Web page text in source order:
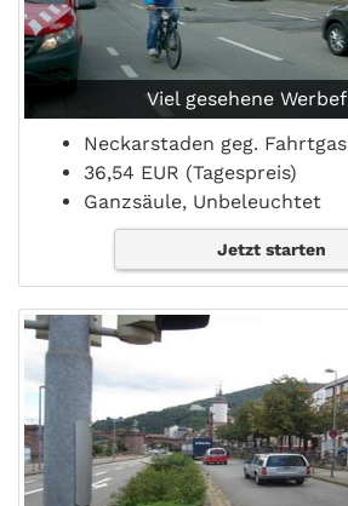
Viel gesehene
Neckarstaden geg.
36,54 EUR (Tagespreis)
Ganzsäule, Unbeleuchtet
Jetzt starten